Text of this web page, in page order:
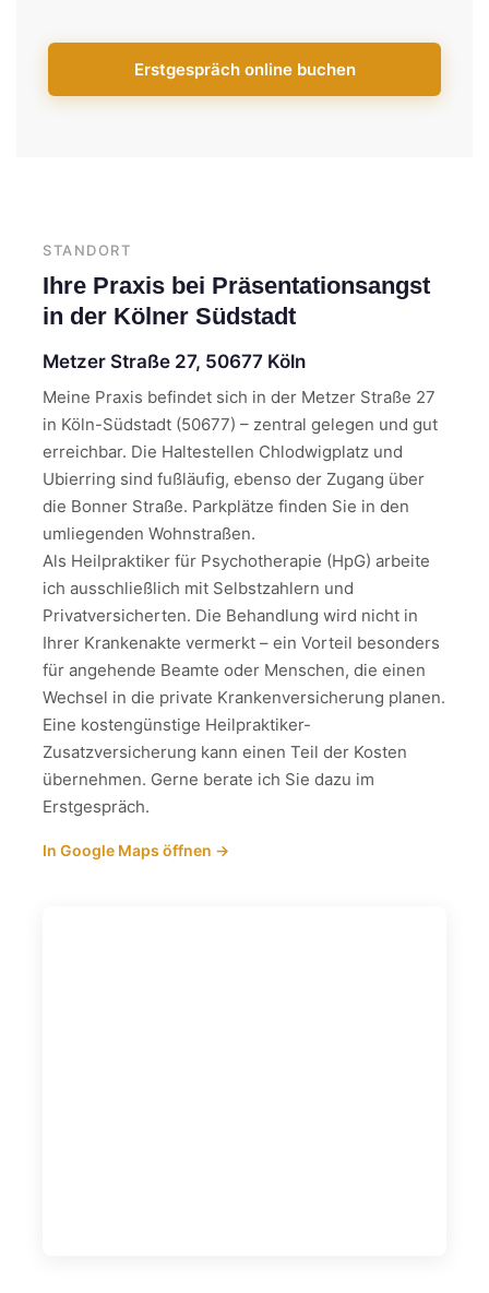
Erstgespräch online buchen
STANDORT
Ihre Praxis bei Präsentationsangst
in der Kölner Südstadt
Metzer Straße 27, 50677 Köln
Meine Praxis befindet sich in der Metzer Straße 27
in Köln-Südstadt (50677) – zentral gelegen und gut
erreichbar. Die Haltestellen Chlodwigplatz und
Ubierring sind fußläufig, ebenso der Zugang über
die Bonner Straße. Parkplätze finden Sie in den
umliegenden Wohnstraßen.
Als Heilpraktiker für Psychotherapie (HpG) arbeite
ich ausschließlich mit Selbstzahlern und
Privatversicherten. Die Behandlung wird nicht in
Ihrer Krankenakte vermerkt – ein Vorteil besonders
für angehende Beamte oder Menschen, die einen
Wechsel in die private Krankenversicherung planen.
Eine kostengünstige Heilpraktiker-
Zusatzversicherung kann einen Teil der Kosten
übernehmen. Gerne berate ich Sie dazu im
Erstgespräch.
In Google Maps öffnen →